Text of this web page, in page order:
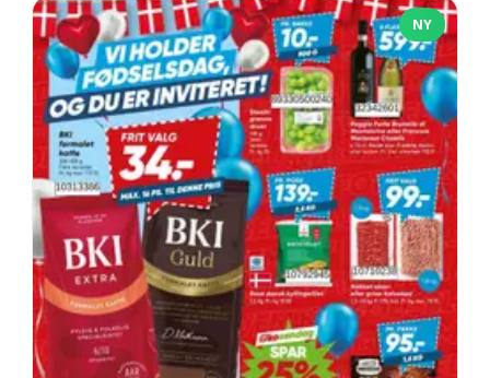
NY